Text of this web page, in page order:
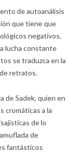
de autoanálisis
que tiene que
negativos,
lucha constante
se traduzca en la
retratos.
de Sadek, quien en
cromáticas a la
de lo
de
fantásticos